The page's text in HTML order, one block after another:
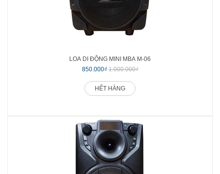
LOA DI ĐỘNG MINI MBA M-06
850.000₫ 1.000.000₫
HẾT HÀNG